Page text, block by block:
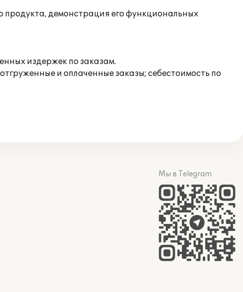
демонстрация его функциональных
издержек по заказам.
и оплаченные заказы; себестоимость по
Мы в Telegram